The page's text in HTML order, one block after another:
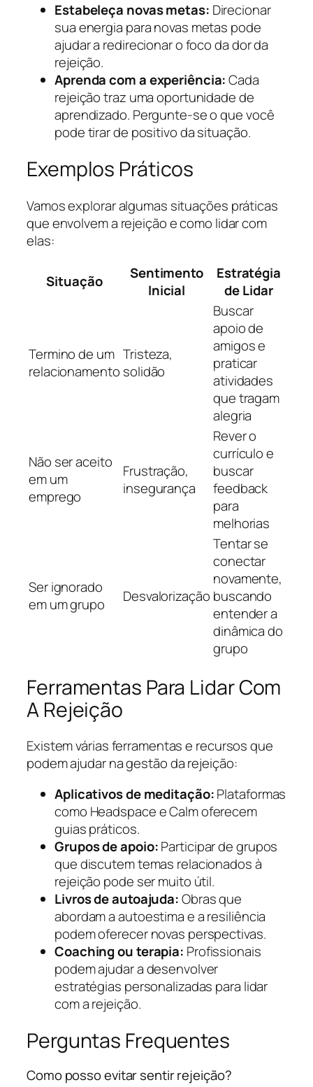
Estabeleça novas metas: Direcionar
sua energia para novas metas pode
ajudar a redirecionar o foco da dor da
rejeição.
Aprenda com a experiência:Cada
rejeição traz uma oportunidade de
aprendizado. Pergunte-se o que você
pode tirar de positivo da situação.
Exemplos Práticos
Vamos explorar algumas situações práticas
que envolvem a rejeição e como lidar com
elas:
Situação
Sentimento
Inicial
Estratégia
de Lidar
Termino de um
relacionamento
Tristeza,
solidão
Buscar
apoio de
amigos e
praticar
atividades
que tragam
alegria
Não ser aceito
em um
emprego
Frustração,
insegurança
Rever o
currículo e
buscar
feedback
para
melhorias
Ser ignorado
em um grupo
Desvalorização
Tentar se
conectar
novamente,
buscando
entender a
dinâmica do
grupo
Ferramentas Para Lidar Com
A Rejeição
Existem várias ferramentas e recursos que
podem ajudar na gestão da rejeição:
Aplicativos de meditação:Plataformas
como Headspace e Calm oferecem
guias práticos.
Grupos de apoio:Participar de grupos
que discutem temas relacionados à
rejeição pode ser muito útil.
Livros de autoajuda:Obras que
abordam a autoestima e a resiliência
podem oferecer novas perspectivas.
Coaching ou terapia: Profissionais
podem ajudar a desenvolver
estratégias personalizadas para lidar
com a rejeição.
Perguntas Frequentes
Como posso evitar sentir rejeição?